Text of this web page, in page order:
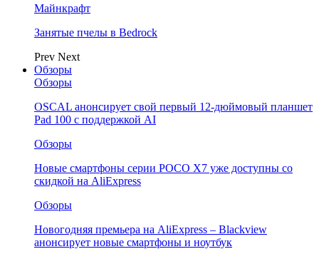
Майнкрафт
Занятые пчелы в Bedrock
Prev Next
Обзоры
Обзоры
OSCAL анонсирует свой первый 12-дюймовый планшет
Pad 100 с поддержкой AI
Обзоры
Новые смартфоны серии POCO X7 уже доступны со
скидкой на AliExpress
Обзоры
Новогодняя премьера на AliExpress – Blackview
анонсирует новые смартфоны и ноутбук